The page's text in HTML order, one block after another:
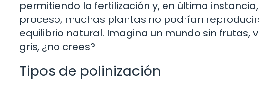
permitiendo la fertilización y, en última
proceso, muchas plantas no podrían
equilibrio natural. Imagina un mundo sin frutas,
gris, ¿no crees?
Tipos de polinización